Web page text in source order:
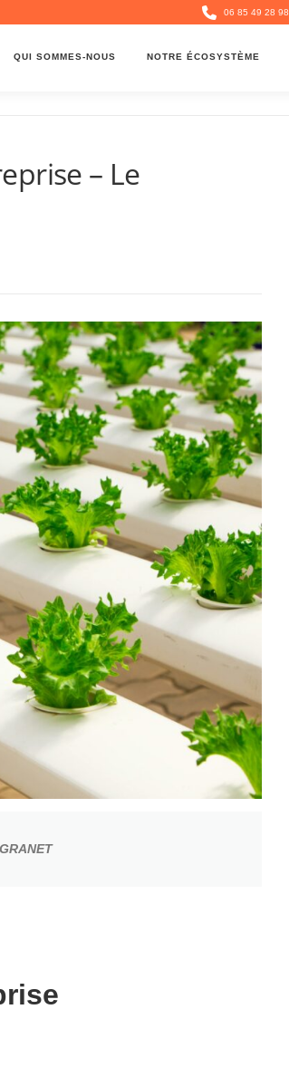
06 85 49 28 98
QUI SOMMES-NOUS NOTRE ÉCOSYSTÈME
– Le